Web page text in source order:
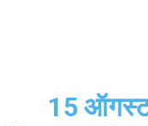
15